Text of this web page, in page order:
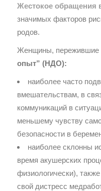
Жестокое обращения
значимых факторов
родов.
Женщины, пережившие
опыт” (НДО):
наиболее часто
вмешательствам, в
коммуникаций в
меньшему чувству
безопасности в
наиболее склонны
время акушерских
физиологически),
свой дистресс